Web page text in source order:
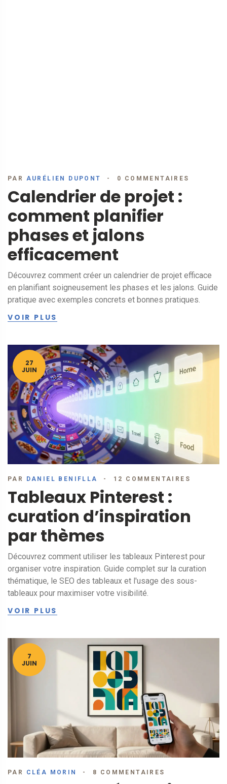
PAR AURÉLIEN DUPONT 0 COMMENTAIRES
Calendrier de projet :
comment planifier
phases et jalons
efficacement
Découvrez comment créer un calendrier de projet efficace
en planifiant soigneusement les phases et les jalons. Guide
pratique avec exemples concrets et bonnes pratiques.
VOIR PLUS
27
JUIN
PAR DANIEL BENIFLLA 12 COMMENTAIRES
Tableaux Pinterest :
curation d’inspiration
par thèmes
Découvrez comment utiliser les tableaux Pinterest pour
organiser votre inspiration. Guide complet sur la curation
thématique, le SEO des tableaux et l'usage des sous-
tableaux pour maximiser votre visibilité.
VOIR PLUS
7
JUIN
PAR CLÉA MORIN 8 COMMENTAIRES